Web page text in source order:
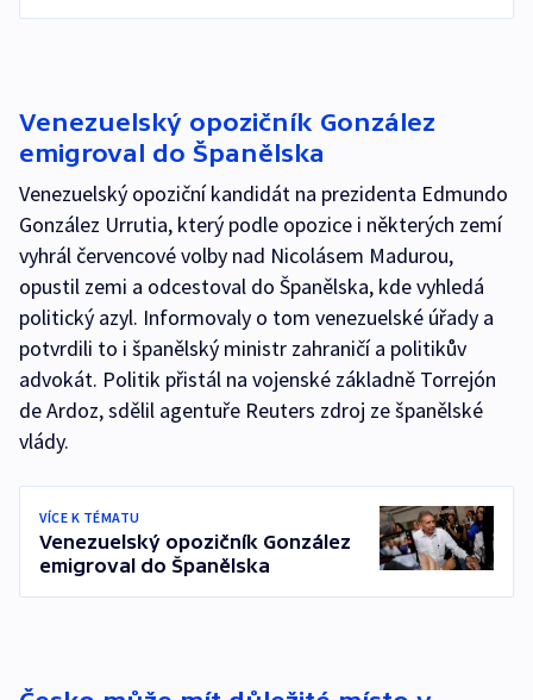
Venezuelský opozičník González
emigroval do Španělska
Venezuelský opoziční kandidát na prezidenta Edmundo
González Urrutia, který podle opozice i některých zemí
vyhrál červencové volby nad Nicolásem Madurou,
opustil zemi a odcestoval do Španělska, kde vyhledá
politický azyl. Informovaly o tom venezuelské úřady a
potvrdili to i španělský ministr zahraničí a politikův
advokát. Politik přistál na vojenské základně Torrejón
de Ardoz, sdělil agentuře Reuters zdroj ze španělské
vlády.
VÍCE K TÉMATU
Venezuelský opozičník González
emigroval do Španělska